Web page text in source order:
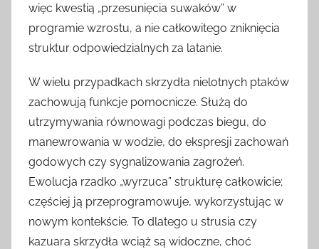
więc kwestią „przesunięcia suwaków” w
programie wzrostu, a nie całkowitego zniknięcia
struktur odpowiedzialnych za latanie.
W wielu przypadkach skrzydła nielotnych ptaków
zachowują funkcje pomocnicze. Służą do
utrzymywania równowagi podczas biegu, do
manewrowania w wodzie, do ekspresji zachowań
godowych czy sygnalizowania zagrożeń.
Ewolucja rzadko „wyrzuca” strukturę całkowicie;
częściej ją przeprogramowuje, wykorzystując w
nowym kontekście. To dlatego u strusia czy
kazuara skrzydła wciąż są widoczne, choć